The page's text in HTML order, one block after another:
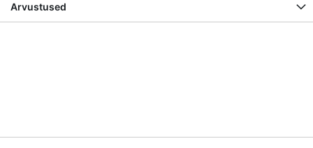
Arvustused